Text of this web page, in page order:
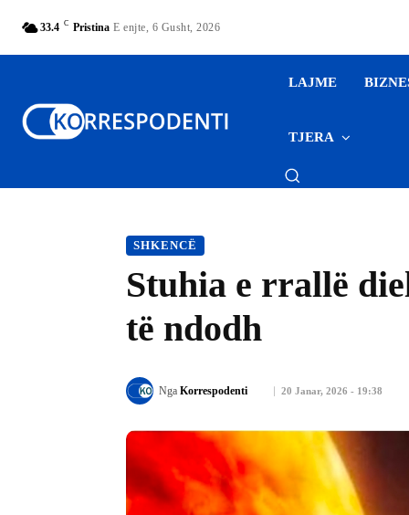
33.4 C Pristina E enjte, 6 Gusht, 2026
LAJME
TJERA
SHKENCË
Stuhia e rrallë
të ndodh
20 Janar, 2026 - 19:38
Nga Korrespodenti